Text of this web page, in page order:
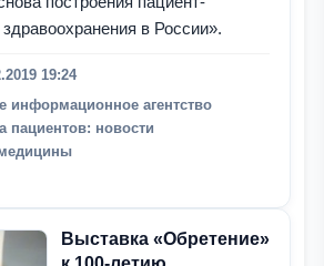
в России».
19:24
информационное агентство
пациентов: новости
Выставка «Обретение»